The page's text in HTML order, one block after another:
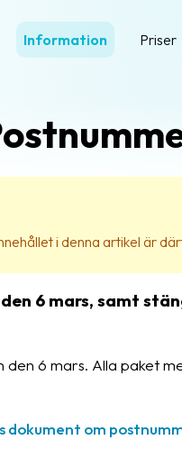
Information Priser
i denna artikel är
6 mars, samt
6 mars. Alla paket
dokument om